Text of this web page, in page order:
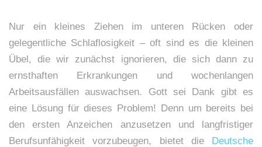
Nur ein kleines Ziehen im unteren Rücken oder
gelegentliche Schlaflosigkeit – oft sind es die kleinen
Übel, die wir zunächst ignorieren, die sich dann zu
ernsthaften Erkrankungen und wochenlangen
Arbeitsausfällen auswachsen. Gott sei Dank gibt es
eine Lösung für dieses Problem! Denn um bereits bei
den ersten Anzeichen anzusetzen und langfristiger
Berufsunfähigkeit vorzubeugen, bietet die Deutsche